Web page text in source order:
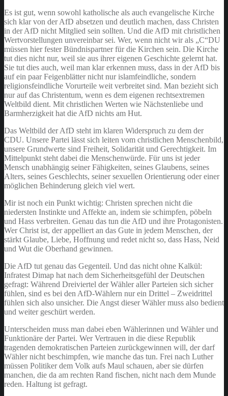
Es ist gut, wenn sowohl katholische als auch evangelische Kirche
sich klar von der AfD absetzen und deutlich machen, dass Christen
in der AfD nicht Mitglied sein sollten. Und die AfD mit christlichen
Wertvorstellungen unvereinbar sei. Wer, wenn nicht wir als „C“DU
müssen hier fester Bündnispartner für die Kirchen sein. Die Kirche
tut dies nicht nur, weil sie aus ihrer eigenen Geschichte gelernt hat.
Sie tut dies auch, weil man klar erkennen muss, dass in der AfD bis
auf ein paar Feigenblätter nicht nur islamfeindliche, sondern
religionsfeindliche Vorurteile weit verbreitet sind. Man bezieht sich
nur auf das Christentum, wenn es dem eigenen rechtsextremen
Weltbild dient. Mit christlichen Werten wie Nächstenliebe und
Barmherzigkeit hat die AfD nichts am Hut.
Das Weltbild der AfD steht im klaren Widerspruch zu dem der
CDU. Unsere Partei lässt sich leiten vom christlichen Menschenbild,
unsere Grundwerte sind Freiheit, Solidarität und Gerechtigkeit. Im
Mittelpunkt steht dabei die Menschenwürde. Für uns ist jeder
Mensch unabhängig seiner Fähigkeiten, seines Glaubens, seines
Alters, seines Geschlechts, seiner sexuellen Orientierung oder einer
möglichen Behinderung gleich viel wert.
Mir ist noch ein Punkt wichtig: Christen sprechen nicht die
niedersten Instinkte und Affekte an, indem sie schimpfen, pöbeln
und Hass verbreiten. Genau das tun die AfD und ihre Protagonisten.
Wer Christ ist, der appelliert an das Gute in jedem Menschen, der
stärkt Glaube, Liebe, Hoffnung und redet nicht so, dass Hass, Neid
und Wut die Oberhand gewinnen.
Die AfD tut genau das Gegenteil. Und das nicht ohne Kalkül:
Infratest Dimap hat nach dem Sicherheitsgefühl der Deutschen
gefragt: Während Dreiviertel der Wähler aller Parteien sich sicher
fühlen, sind es bei den AfD-Wählern nur ein Drittel – Zweidrittel
fühlen sich also unsicher. Die Angst dieser Wähler muss also bedient
und weiter geschürt werden.
Unterscheiden muss man dabei eben Wählerinnen und Wähler und
Funktionäre der Partei. Wer Vertrauen in die diese Republik
tragenden demokratischen Parteien zurückgewinnen will, der darf
Wähler nicht beschimpfen, wie manche das tun. Frei nach Luther
müssen Politiker dem Volk aufs Maul schauen, aber sie dürfen
manchen, die da am rechten Rand fischen, nicht nach dem Munde
reden. Haltung ist gefragt.